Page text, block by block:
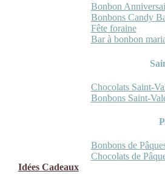
Bonbon
Bonbons Candy
Fête foraine
Bar à bonbon
Chocolats Saint-
Bonbons Saint-
Bonbons de
Chocolats de
Idées Cadeaux